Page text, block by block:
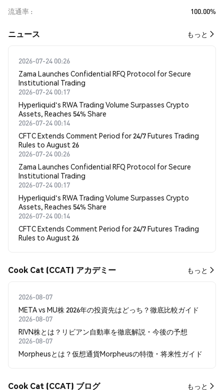
流通率
100.00%
​​ニュース​​ もっと
2026-07-24 00:26
Zama Launches Confidential RFQ Protocol for Secure
Institutional Trading
2026-07-24 00:17
Hyperliquid's RWA Trading Volume Surpasses Crypto
Assets, Reaches 54% Share
2026-07-24 00:14
CFTC Extends Comment Period for 24/7 Futures Trading
Rules to August 26
2026-07-24 00:26
Zama Launches Confidential RFQ Protocol for Secure
Institutional Trading
2026-07-24 00:17
Hyperliquid's RWA Trading Volume Surpasses Crypto
Assets, Reaches 54% Share
2026-07-24 00:14
CFTC Extends Comment Period for 24/7 Futures Trading
Rules to August 26
Cook Cat (CCAT) アカデミー もっと
2026-08-07
META vs MU株 2026年の投資先はどっち？徹底比較ガイド
2026-08-07
RIVN株とは？リビアン自動車を徹底解説・今後の予想
2026-08-07
Morpheusとは？仮想通貨Morpheusの特徴・将来性ガイド
Cook Cat (CCAT) ブログ もっと